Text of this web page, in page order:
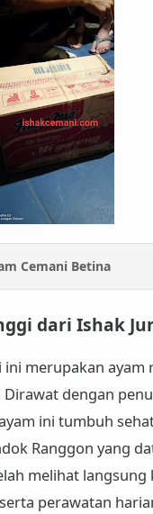
Cemani Betina
dari Ishak
merupakan
dengan
ini tumbuh
Ranggon yang
melihat
perawatan